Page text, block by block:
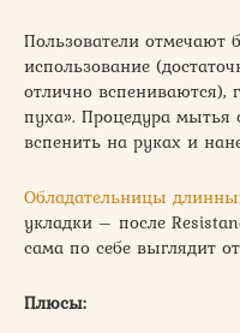
Пользователи отмечают
использование
отлично вспениваются),
пуха». Процедура мытья
вспенить на руках и
Обладательницы
укладки – после
сама по себе выглядит
Плюсы: